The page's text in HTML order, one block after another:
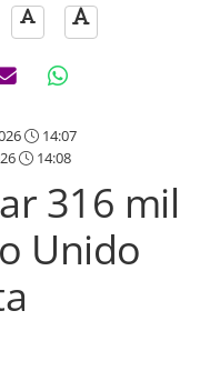
14:07
14:08
316 mil
Unido